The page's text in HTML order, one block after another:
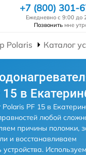
+7 (800) 301-
Ежедневно с 9:00 до
Позвонить мне
Polaris Каталог
в
PF 15 в
любой
причины поломки,
и восстанавливаем
устройства.